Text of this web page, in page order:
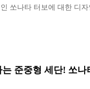
쏘나타 터보에 대한 디
준중형 세단! 쏘나